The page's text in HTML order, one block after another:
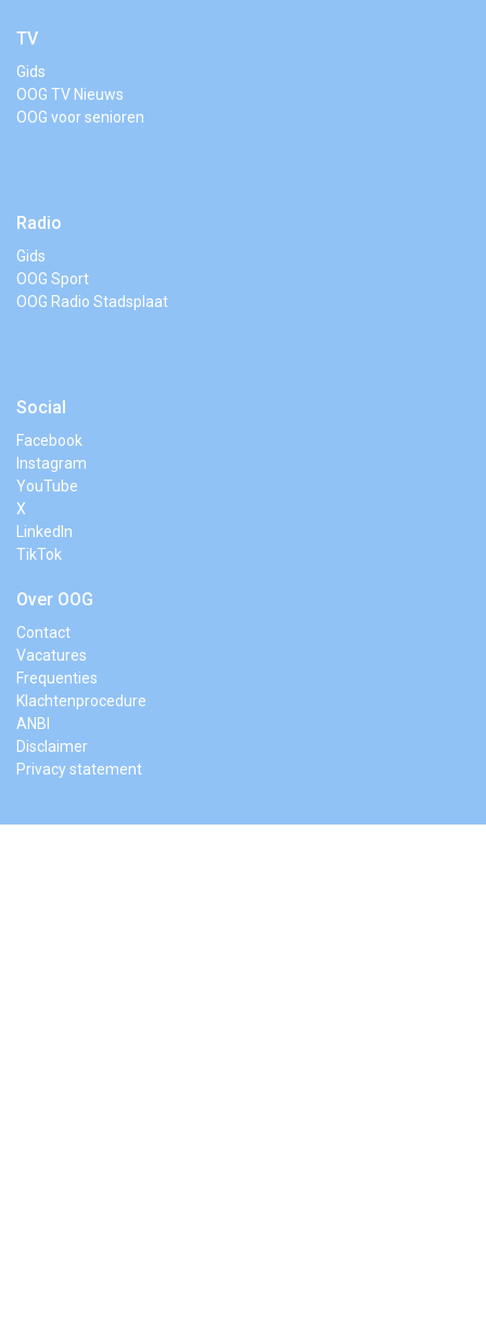
TV
Gids
OOG TV Nieuws
OOG voor senioren
Radio
Gids
OOG Sport
OOG Radio Stadsplaat
Social
Facebook
Instagram
YouTube
X
LinkedIn
TikTok
Over OOG
Contact
Vacatures
Frequenties
Klachtenprocedure
ANBI
Disclaimer
Privacy statement